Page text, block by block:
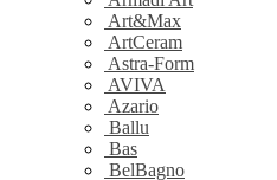
Art&Max
ArtCeram
Astra-Form
AVIVA
Azario
Ballu
Bas
BelBagno